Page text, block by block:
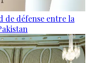
de défense entre la